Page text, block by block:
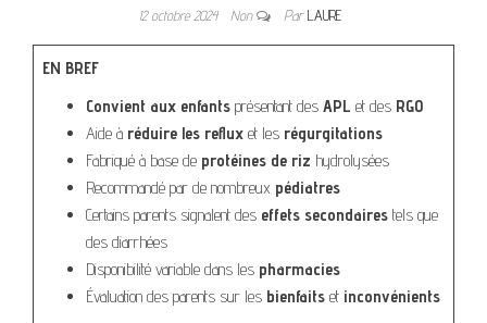
12 octobre 2024 Non ParLAURE
EN BREF
Convient aux enfants présentant des APL et des RGO
Aide à réduire les reflux et les régurgitations
Fabriqué à base de protéines de riz hydrolysées
Recommandé par de nombreux pédiatres
Certains parents signalent des effets secondaires tels que
des diarrhées
Disponibilité variable dans les pharmacies
Évaluation des parents sur les bienfaits et inconvénients